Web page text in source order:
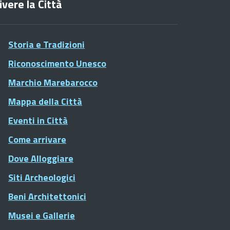
la Città
Storia e Tradizioni
Riconoscimento Unesco
Marchio Marebarocco
Mappa della Città
Eventi in Città
Come arrivare
Dove Alloggiare
Siti Archeologici
Beni Architettonici
Musei e Gallerie